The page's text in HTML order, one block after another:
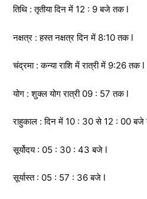
तिथि : तृतीया दिन में 12 : 9 बजे तक l
नक्षत्र : हस्त नक्षत्र दिन में 8:10 तक l
चंद्रमा : कन्या राशि में रात्री में 9:26 तक l
योग : शुक्ल योग रात्री 09 : 57 तक l
राहुकाल : दिन में 10 : 30 से 12 : 00
सूर्योदय : 05 : 30 : 43 बजे l
सूर्यास्त : 05 : 57 : 36 बजे l